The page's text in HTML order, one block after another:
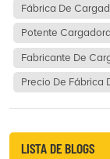
una cargadora de
capacidad Uno de
una cargadora de
El tamaño y la
tipo de proyecto en
proyecto pequeño,
trabajando en un
Fábrica De
Potente
Fabricante De
Precio De Fábrica
LISTA DE BLOGS